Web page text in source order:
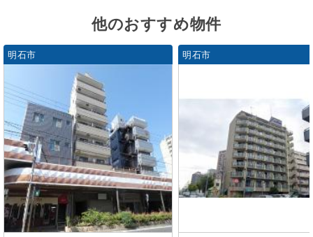
他のおすすめ物件
明石市 明石市